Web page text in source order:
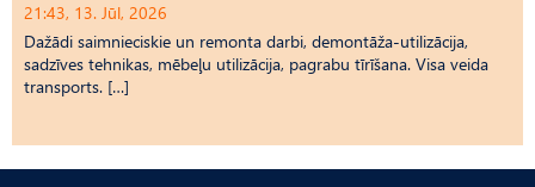
21:43, 13. Jūl, 2026
Dažādi saimnieciskie un remonta darbi, demontāža-utilizācija,
sadzīves tehnikas, mēbeļu utilizācija, pagrabu tīrīšana. Visa veida
transports. […]